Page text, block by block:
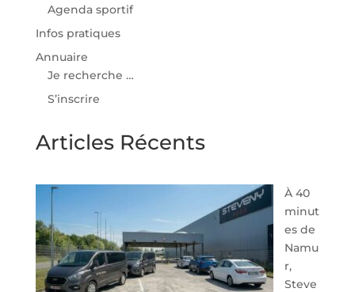
Agenda sportif
Infos pratiques
Annuaire
Je recherche …
S’inscrire
Articles Récents
À 40
minut
es de
Namu
r,
Steve